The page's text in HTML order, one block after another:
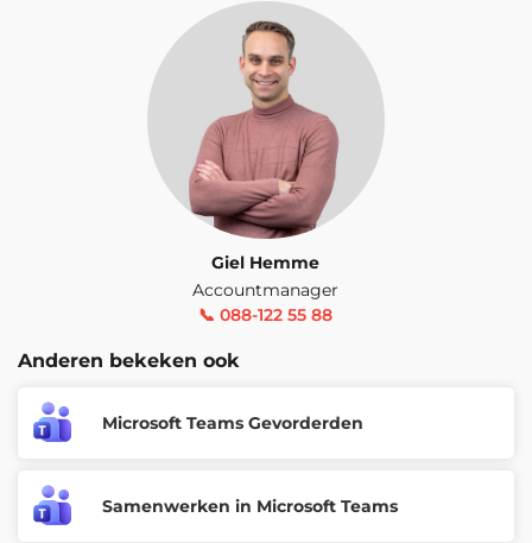
Maandag 11 Januari 2027
Rotterdam, Utrecht, Zwolle en
Virtueel.
Beschikbare trainingslocaties
Inschrijven
Woensdag 20 Januari 2027
Amsterdam, Arnhem, Den Haag,
Eindhoven, Groningen, Hengelo,
Rotterdam, Utrecht, Zwolle en
Maandag 25 Januari 2027
Virtueel.
Giel Hemme
Accountmanager
📞 088-122 55 88
Anderen bekeken ook
Microsoft Teams Gevorderden
Samenwerken in Microsoft Teams